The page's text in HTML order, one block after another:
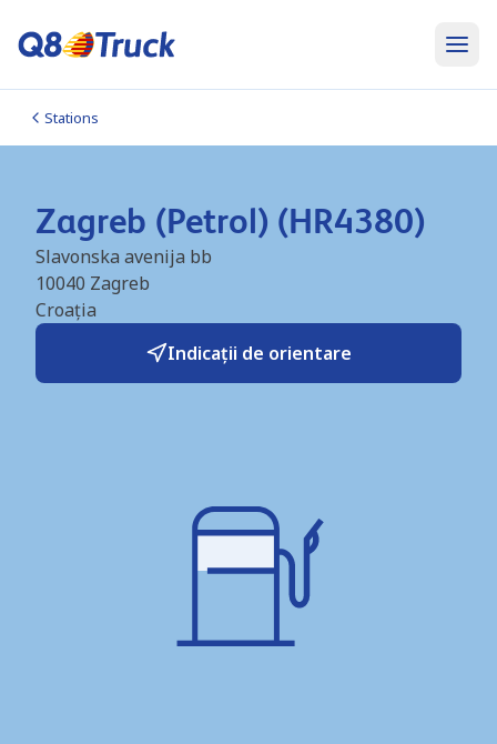
Stations
Zagreb (Petrol) (HR4380)
Slavonska avenija bb
10040 Zagreb
Croația
Indicații de orientare